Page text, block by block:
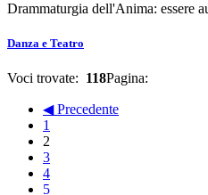
Drammaturgia dell'Anima: essere
Danza e Teatro
Voci trovate: 118Pagina:
◀ Precedente
1
2
3
4
5